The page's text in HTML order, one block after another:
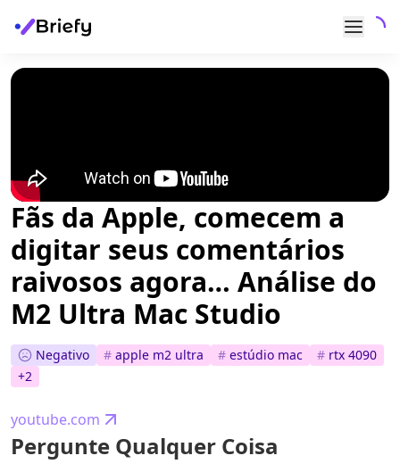
Fãs da Apple, comecem a
digitar seus comentários
raivosos agora… Análise do
M2 Ultra Mac Studio
Negativo # apple m2 ultra # estúdio mac # rtx 4090
+2
youtube.com
Pergunte Qualquer Coisa